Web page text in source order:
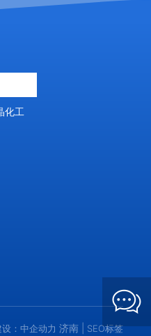
化工
：中企动力 济南| SEO标签
专人与您电话